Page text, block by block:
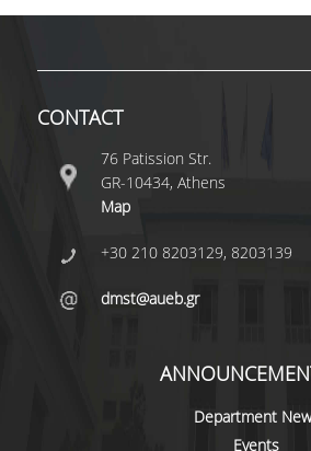
QUALITY ASSURANCE
QUALITY ASSURANCE
EXTERNAL EVALUATION
RESEARCH
RESEARCH
PUBLICATIONS
CONTACT
76 Patission Str.
GR-10434, Athens
Map
+30 210 8203129, 8203139
dmst@aueb.gr
Department
Events